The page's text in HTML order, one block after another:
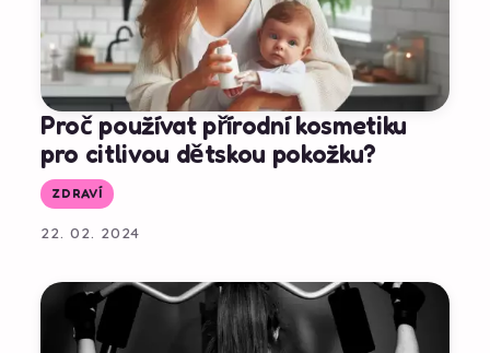
Proč používat přírodní kosmetiku
pro citlivou dětskou pokožku?
ZDRAVÍ
22. 02. 2024